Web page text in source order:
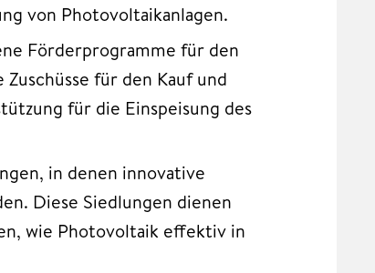
von Photovoltaikanlagen.
Förderprogramme für den
für den Kauf und
für die Einspeisung des
in denen innovative
Diese Siedlungen dienen
wie Photovoltaik effektiv in